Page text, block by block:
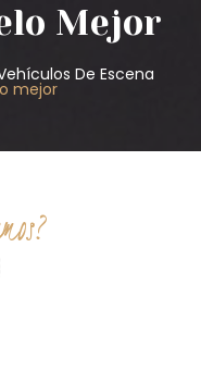
Mejor
De Escena
mejor